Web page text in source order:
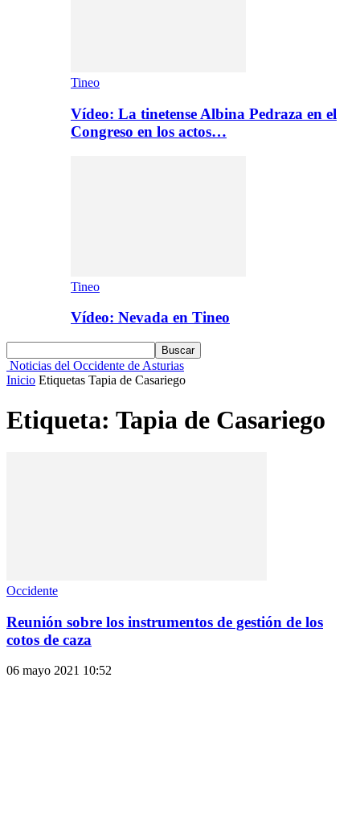
Tineo
Vídeo: La tinetense Albina Pedraza en el
Congreso en los actos…
Tineo
Vídeo: Nevada en Tineo
Noticias del Occidente de Asturias
Inicio Etiquetas Tapia de Casariego
Etiqueta: Tapia de Casariego
Occidente
Reunión sobre los instrumentos de gestión de los
cotos de caza
06 mayo 2021 10:52